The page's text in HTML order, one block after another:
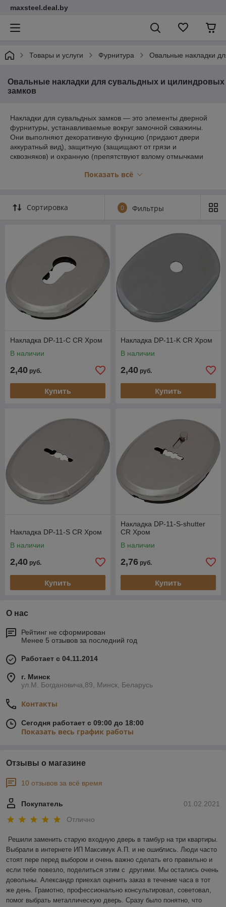
maxsteel.deal.by
Товары и услуги Фурнитура Овальные накладки
Овальные накладки для сувальдных и цилиндровых
замков
Накладки для сувальдных замков — это элементы дверной
фурнитуры, устанавливаемые вокруг замочной скважины.
Они выполняют декоративную функцию (придают двери
аккуратный вид), защитную (защищают от грязи и
сквозняков) и охранную (препятствуют взлому отмычками
латунь, сталь) и защитные броненакладки.
Показать всё
Сортировка 0 Фильтры
Накладка DP-11-C CR Хром
В наличии
2,40 руб.
Купить
Накладка DP-11-K CR Хром
В наличии
2,40 руб.
Купить
Накладка DP-11-S CR Хром
В наличии
2,40 руб.
Купить
Накладка DP-11-S-shutter
CR Хром
В наличии
2,76 руб.
Купить
О нас
Рейтинг не сформирован
Менее 5 отзывов за последний год
Работает с 04.11.2014
г. Минск
ул.М. Богдановича,89, Минск, Беларусь
Контакты
Сегодня работает с 09:00 до 18:00
Показать весь график работы
Отзывы о магазине
10 отзывов за всё время
01.02.2021
Покупатель
Отлично
Решили заменить старую входную дверь в тамбур на три квартиры.
Выбрали в интернете ИП Максимук А.П. и не ошиблись. Люди часто
стоят пере перед выбором и очень важно сделать его правильно и
если тебе повезло, поделиться этим с  другими. Мы остались очень
довольны. Александр приехал оценить заказ в течение часа в тот
же день. Грамотно, профессионально консультировал, советовал,
помог выбрать металлическую дверь. Сразу было понятно, что